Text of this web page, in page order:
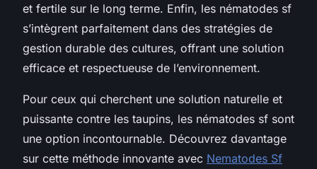
et fertile sur le long terme. Enfin, les nématodes sf
s’intègrent parfaitement dans des stratégies de
gestion durable des cultures, offrant une solution
efficace et respectueuse de l’environnement.
Pour ceux qui cherchent une solution naturelle et
puissante contre les taupins, les nématodes sf sont
une option incontournable. Découvrez davantage
sur cette méthode innovante avec Nematodes Sf